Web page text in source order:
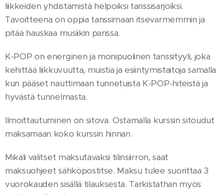
liikkeiden yhdistämistä helpoiksi tanssisarjoiksi.
Tavoitteena on oppia tanssimaan itsevarmemmin ja
pitää hauskaa musiikin parissa.
K-POP on energinen ja monipuolinen tanssityyli, joka
kehittää liikkuvuutta, muistia ja esiintymistaitoja samalla
kun pääset nauttimaan tunnetuista K-POP-hiteistä ja
hyvästä tunnelmasta.
Ilmoittautuminen on sitova. Ostamalla kurssin sitoudut
maksamaan koko kurssin hinnan.
Mikäli valitset maksutavaksi tilinsiirron, saat
maksuohjeet sähköpostitse. Maksu tulee suorittaa 3
vuorokauden sisällä tilauksesta. Tarkistathan myös